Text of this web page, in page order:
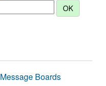
Message Boards